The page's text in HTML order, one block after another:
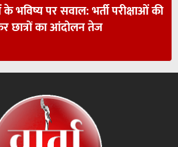
पर सवाल: भर्ती परीक्षाओं की
छात्रों का आंदोलन तेज